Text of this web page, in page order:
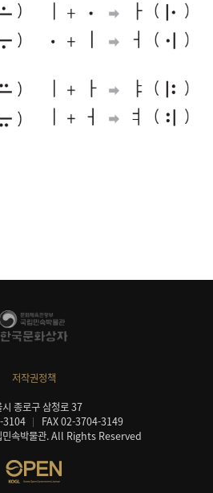
저작권정책
시 종로구 삼청로 37
3104
FAX 02-3704-3149
속박물관. All Rights Reserved